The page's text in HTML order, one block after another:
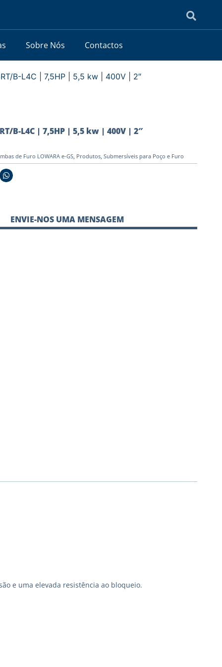
Sobre Nós Contactos
B-L4C | 7,5HP | 5,5 kw | 400V | 2″
B-L4C | 7,5HP | 5,5 kw | 400V | 2″
de Furo LOWARA e-GS, Produtos, Submersíveis para Poço e Furo
ENVIE-NOS UMA MENSAGEM
e uma elevada resistência ao bloqueio.